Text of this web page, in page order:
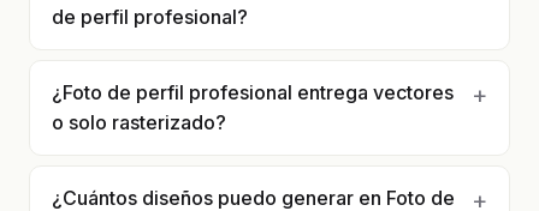
de perfil profesional?
¿Foto de perfil profesional entrega vectores
o solo rasterizado?
¿Cuántos diseños puedo generar en Foto de